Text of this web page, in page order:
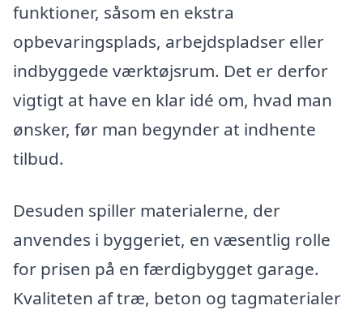
funktioner, såsom en ekstra
opbevaringsplads, arbejdspladser eller
indbyggede værktøjsrum. Det er derfor
vigtigt at have en klar idé om, hvad man
ønsker, før man begynder at indhente
tilbud.
Desuden spiller materialerne, der
anvendes i byggeriet, en væsentlig rolle
for prisen på en færdigbygget garage.
Kvaliteten af træ, beton og tagmaterialer